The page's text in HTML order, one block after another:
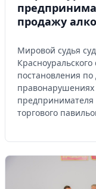
продажу
Мировой судья
постановления
предпринимателя
торгового